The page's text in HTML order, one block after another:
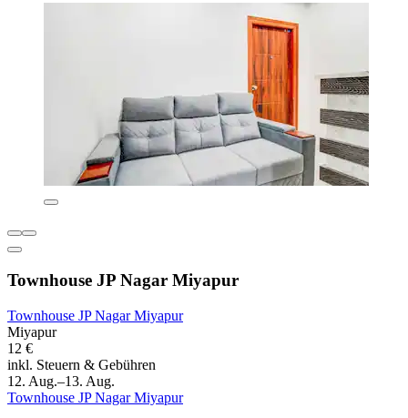
Townhouse JP Nagar Miyapur
Townhouse JP Nagar Miyapur
Miyapur
12 €
inkl. Steuern & Gebühren
12. Aug.–13. Aug.
Townhouse JP Nagar Miyapur